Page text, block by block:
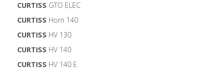
CURTISS GTO ELEC
CURTISS Horn 140
CURTISS HV 130
CURTISS HV 140
CURTISS HV 140 E